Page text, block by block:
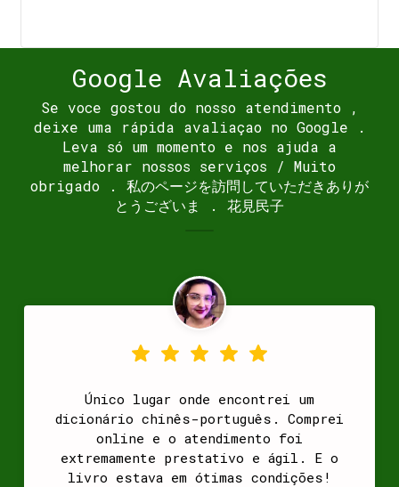
Google Avaliações
Se voce gostou do nosso atendimento ,
deixe uma rápida avaliaçao no Google .
Leva só um momento e nos ajuda a
melhorar nossos serviços / Muito
obrigado . 私のページを訪問していただきありが
とうございま . 花見民子
Único lugar onde encontrei um
dicionário chinês-português. Comprei
online e o atendimento foi
extremamente prestativo e ágil. E o
livro estava em ótimas condições!